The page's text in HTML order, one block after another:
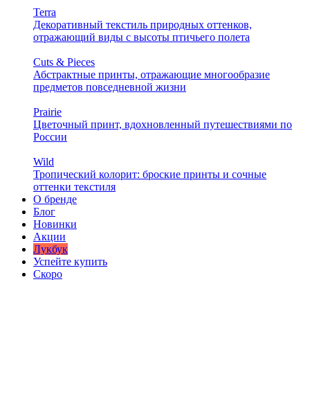
Terra
Декоративный текстиль природных оттенков,
отражающий виды с высоты птичьего полета
Cuts & Pieces
Абстрактные принты, отражающие многообразие
предметов повседневной жизни
Prairie
Цветочный принт, вдохновленный путешествиями по
России
Wild
Тропический колорит: броские принты и сочные
оттенки текстиля
О бренде
Блог
Новинки
Акции
Лукбук
Успейте купить
Скоро